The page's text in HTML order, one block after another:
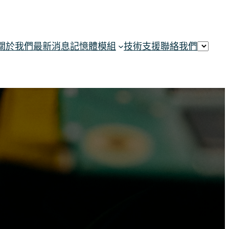
於我們最新消息記憶體模組 技術支援聯絡我們選
言